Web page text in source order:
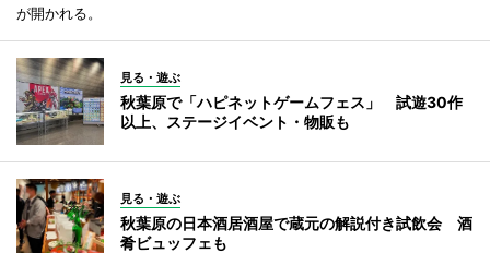
が開かれる。
見る・遊ぶ
秋葉原で「ハピネットゲームフェス」 試遊30作
以上、ステージイベント・物販も
見る・遊ぶ
秋葉原の日本酒居酒屋で蔵元の解説付き試飲会 酒
肴ビュッフェも